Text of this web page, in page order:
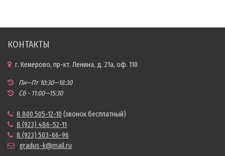
КОНТАКТЫ
г. Кемерово, пр-кт. Ленина, д. 21а, оф. 110
Пн—Пт 10:30—18:30
Сб - 11:00—15:30
8 800 505-12-10 (звонок бесплатный)
8 (923) 486-52-11
8 (923) 503-66-96
gradus-k@mail.ru